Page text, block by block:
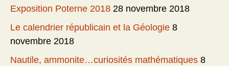
Exposition Poterne 2018 28 novembre 2018
Le calendrier républicain et la Géologie 8
novembre 2018
Nautile, ammonite…curiosités mathématiques 8